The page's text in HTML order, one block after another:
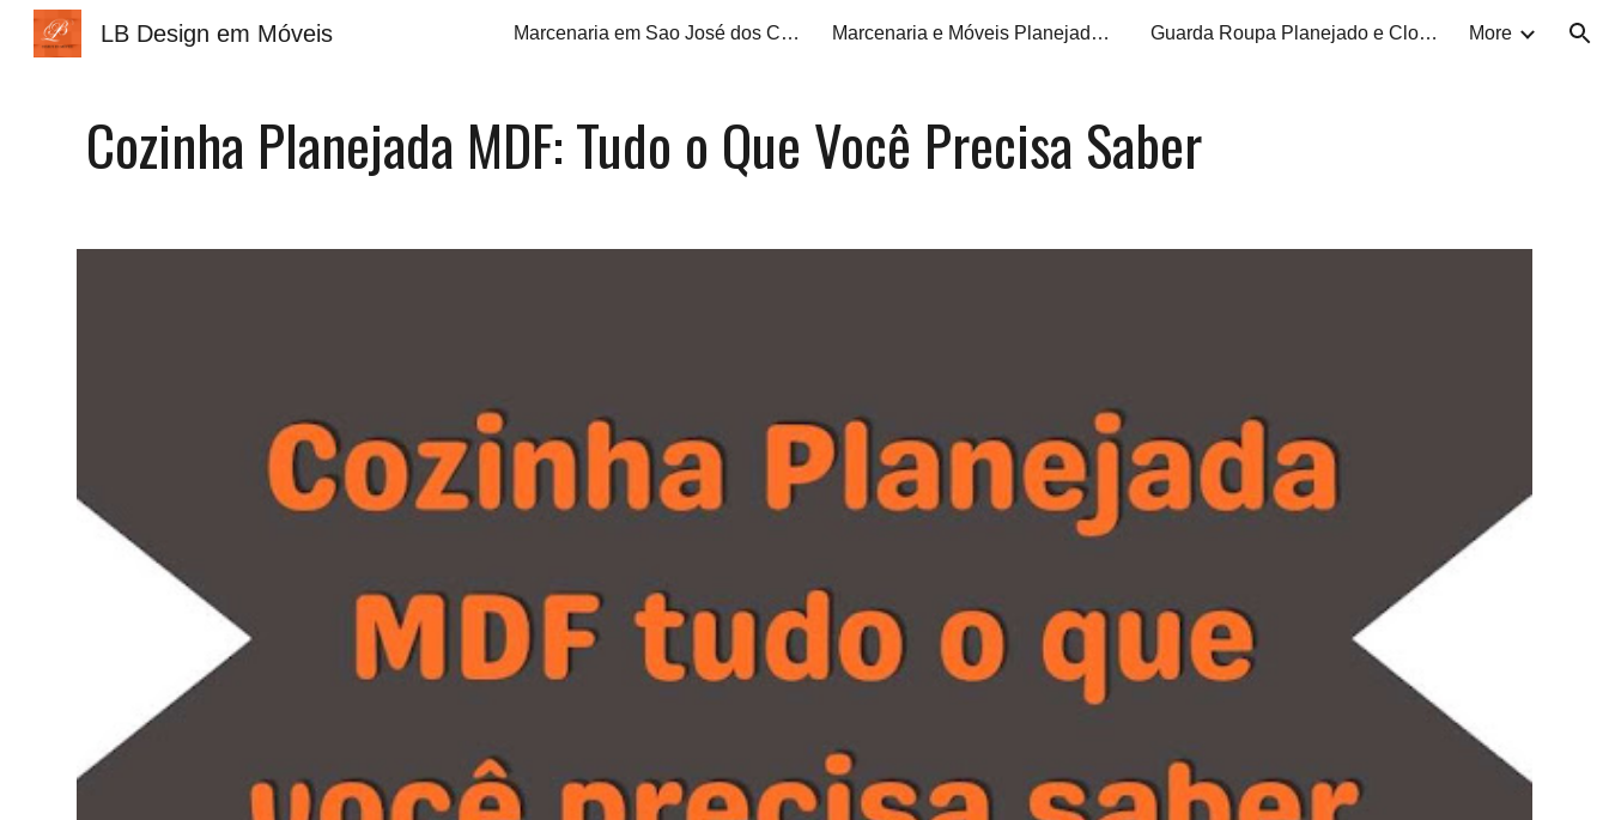
Skip to main content Skip to navigation
LB Design em Móveis Marcenaria em Sao José dos Campos Marcenaria e Móveis Planejados SJC Guarda Roupa Planejado e Closet More
Cozinha Planejada MDF: Tudo o Que Você Precisa Saber